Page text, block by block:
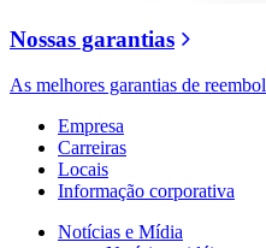
Nossas garantias
As melhores garantias de
Empresa
Carreiras
Locais
Informação corporativa
Notícias e Mídia